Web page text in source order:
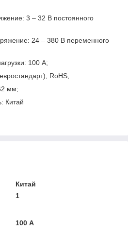
3 – 32 В постоянного
24 – 380 В переменного
100 А;
RoHS;
мм;
Китай
Китай
1
100 А